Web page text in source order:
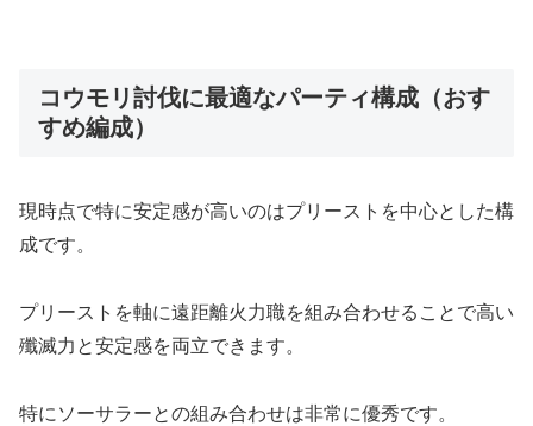
コウモリ討伐に最適なパーティ構成（おす
すめ編成）
現時点で特に安定感が高いのはプリーストを中心とした構
成です。
プリーストを軸に遠距離火力職を組み合わせることで高い
殲滅力と安定感を両立できます。
特にソーサラーとの組み合わせは非常に優秀です。